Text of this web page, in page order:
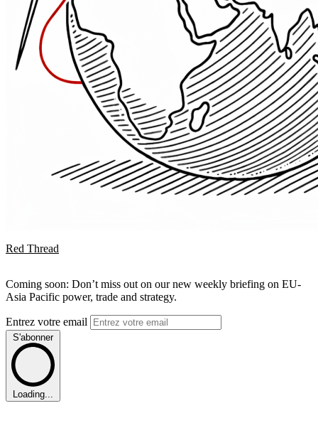
Red Thread
Coming soon: Don’t miss out on our new weekly briefing on EU-
Asia Pacific power, trade and strategy.
Entrez votre email
S'abonner
Loading...